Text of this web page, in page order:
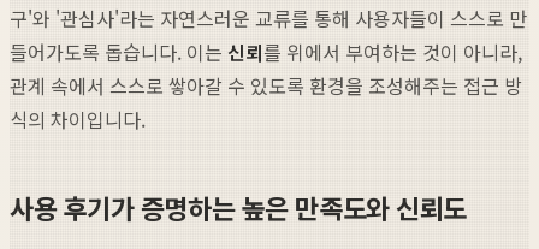
구'와 '관심사'라는 자연스러운 교류를 통해 사용자들이 스스로 만
들어가도록 돕습니다. 이는 신뢰를 위에서 부여하는 것이 아니라,
관계 속에서 스스로 쌓아갈 수 있도록 환경을 조성해주는 접근 방
식의 차이입니다.
사용 후기가 증명하는 높은 만족도와 신뢰도